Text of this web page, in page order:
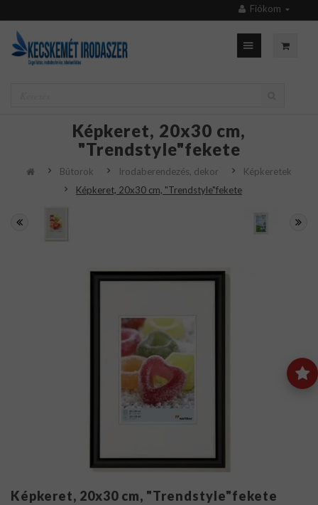
Fiókom
Képkeret, 20x30 cm,
"Trendstyle"fekete
Bútorok Irodaberendezés, dekor
Képkeretek
Képkeret, 20x30 cm, "Trendstyle"fekete
Képkeret, 20x30 cm, "Trendstyle"fekete